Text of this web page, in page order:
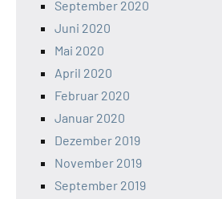
September 2020
Juni 2020
Mai 2020
April 2020
Februar 2020
Januar 2020
Dezember 2019
November 2019
September 2019